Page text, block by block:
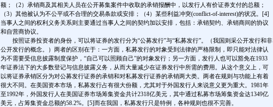
额；（2）承销商及其相关人员在公开募集案件中收取的承销报酬中，以发行人有价证券支付的总额；
（3）其他被认为不公平或不合理的交易条款或安排；（4）某些利益冲突(conflict-of-interest)的状况。[4]
当事人之间的权利义务关系则主要通过当事人之间的契约加以安排，包括：承销契约、承销商间的协议
和自营商协议。
按照证券投资者的身份，可以将证券的发行分为“公募发行”与“私募发行”。（我国则采公开发行和非
公开发行的概念。）两者的区别在于：一方面，私募发行的对象受到法律的严格限制，即只能对法律认
为不需要受信息披露制度保护，“自己可以照顾自己”的对象发行；另一方面，发行人也可以豁免在1933
年证券法下的大多数登记与信息披露义务，从而大量减少在证券发行中所需的费用。从这个意义上，可
以将证券承销区分为对公募发行证券的承销和对私募发行证券的承销两大类。两者在规则与功能上有着
很大不同。在美国资本市场，私募发行占有很大份额，尤其对于外国发行人来说意义更为重大。1981年
至1992年，外国发行人在美国证券市场筹集资金共计2318亿美元，其中通过私募市场筹集资金达1349亿
美元，占筹集资金总额的58.2%。[5]而在我国，私募发行只是特例，各种规则也很不完善。